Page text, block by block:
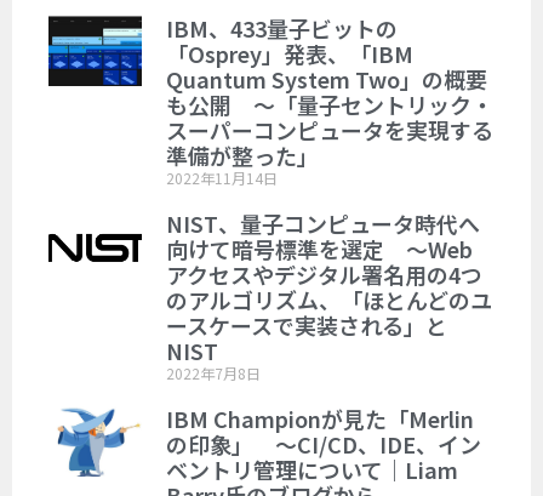
IBM、433量子ビットの
「Osprey」発表、「IBM
Quantum System Two」の概要
も公開 ～「量子セントリック・
スーパーコンピュータを実現する
準備が整った」
2022年11月14日
NIST、量子コンピュータ時代へ
向けて暗号標準を選定 ～Web
アクセスやデジタル署名用の4つ
のアルゴリズム、「ほとんどのユ
ースケースで実装される」と
NIST
2022年7月8日
IBM Championが見た「Merlin
の印象」 ～CI/CD、IDE、イン
ベントリ管理について｜Liam